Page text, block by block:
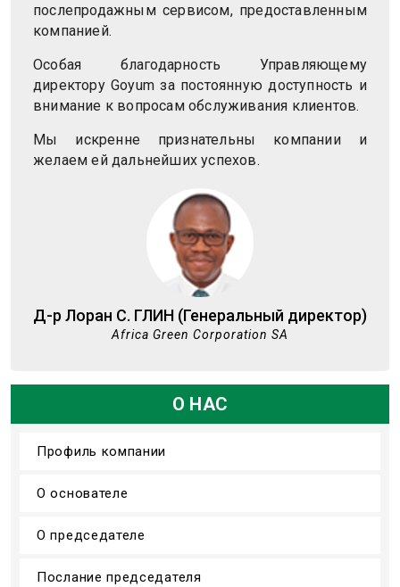
послепродажным сервисом, предоставленным
компанией.
Особая благодарность Управляющему
директору Goyum за постоянную доступность и
внимание к вопросам обслуживания клиентов.
Мы искренне признательны компании и
желаем ей дальнейших успехов.
Д-р Лоран С. ГЛИН (Генеральный директор)
Africa Green Corporation SA
О НАС
Профиль компании
О основателе
О председателе
Послание председателя